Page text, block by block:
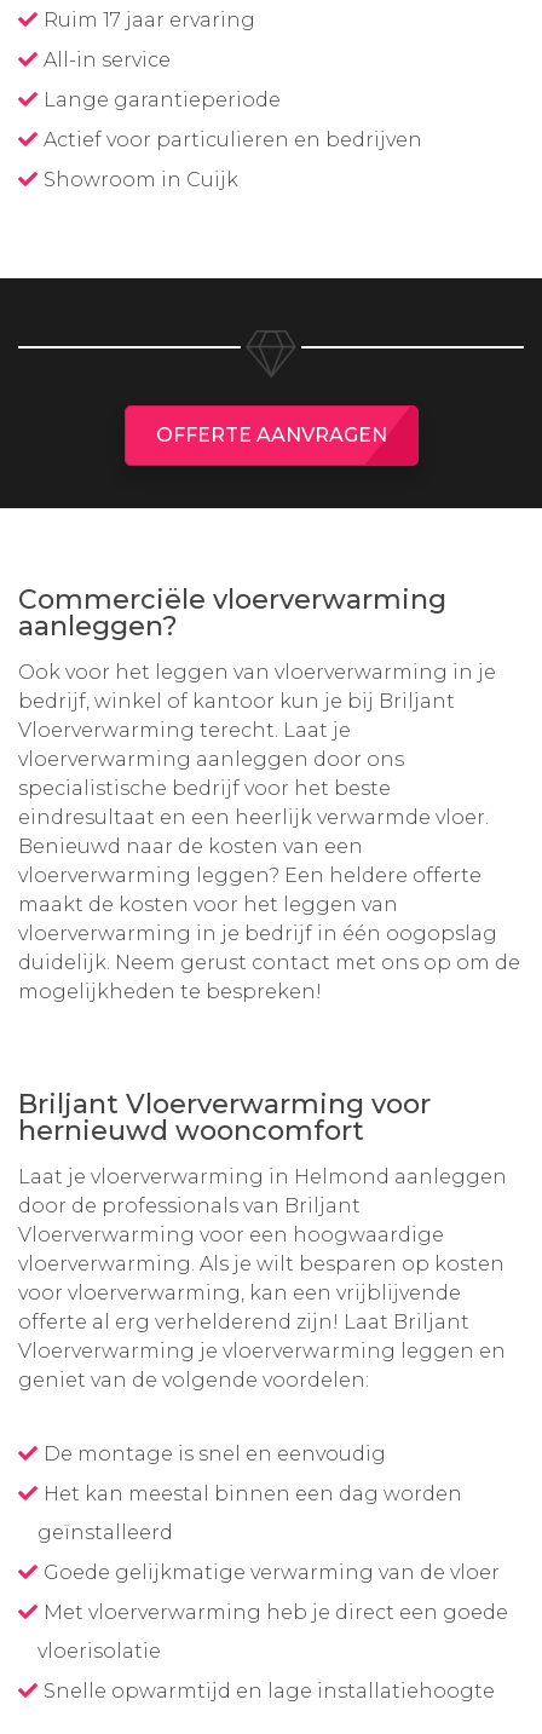
Ruim 17 jaar ervaring
All-in service
Lange garantieperiode
Actief voor particulieren en bedrijven
Showroom in Cuijk
OFFERTE AANVRAGEN
Commerciële vloerverwarming
aanleggen?
Ook voor het leggen van vloerverwarming in je
bedrijf, winkel of kantoor kun je bij Briljant
Vloerverwarming terecht. Laat je
vloerverwarming aanleggen door ons
specialistische bedrijf voor het beste
eindresultaat en een heerlijk verwarmde vloer.
Benieuwd naar de kosten van een
vloerverwarming leggen? Een heldere offerte
maakt de kosten voor het leggen van
vloerverwarming in je bedrijf in één oogopslag
duidelijk. Neem gerust contact met ons op om de
mogelijkheden te bespreken!
Briljant Vloerverwarming voor
hernieuwd wooncomfort
Laat je vloerverwarming in Helmond aanleggen
door de professionals van Briljant
Vloerverwarming voor een hoogwaardige
vloerverwarming. Als je wilt besparen op kosten
voor vloerverwarming, kan een vrijblijvende
offerte al erg verhelderend zijn! Laat Briljant
Vloerverwarming je vloerverwarming leggen en
geniet van de volgende voordelen:
De montage is snel en eenvoudig
Het kan meestal binnen een dag worden
geïnstalleerd
Goede gelijkmatige verwarming van de vloer
Met vloerverwarming heb je direct een goede
vloerisolatie
Snelle opwarmtijd en lage installatiehoogte